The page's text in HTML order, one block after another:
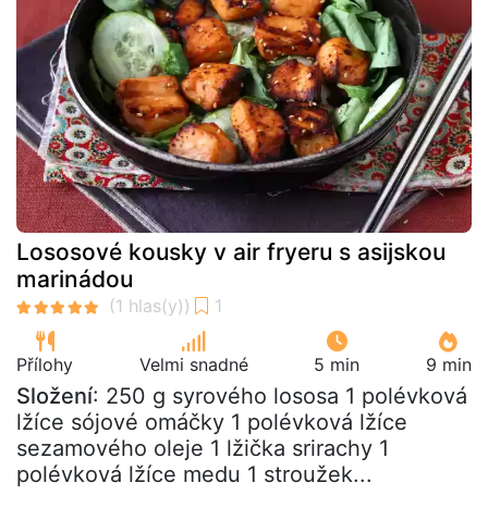
Lososové kousky v air fryeru s asijskou
marinádou
Přílohy Velmi snadné 5 min 9 min
Složení: 250 g syrového lososa 1 polévková
lžíce sójové omáčky 1 polévková lžíce
sezamového oleje 1 lžička srirachy 1
polévková lžíce medu 1 stroužek...